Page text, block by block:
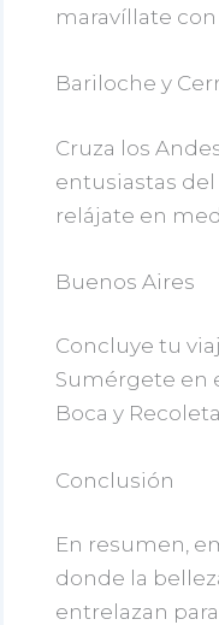
maravíllate
Bariloche y
Cruza los
entusiastas
relájate en
Buenos Aires
Concluye tu
Sumérgete en
Boca y
Conclusión
En resumen,
donde la
entrelazan